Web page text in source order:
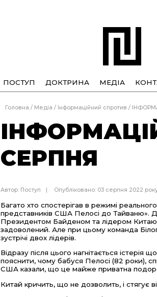
ПОСТУП ДОКТРИНА МЕДІА
Головна / Медіа / Інформаційний спротив /
СЕРПНЯ
Автор: Поступ Опубліковано: 03 серпня 2022
Багато хто спостерігав в режимі
представників США Пелосі до Тайваню».
Президентом Байденом та лідером Китаю
задоволений. Але при цьому команда
зустрічі двох лідерів.
Відразу після цього нагнітається істерія
пояснити, чому бабуся Пелосі (82 роки),
США казали, що це майже приватна
Китай кричить, що не дозволить, і стягує